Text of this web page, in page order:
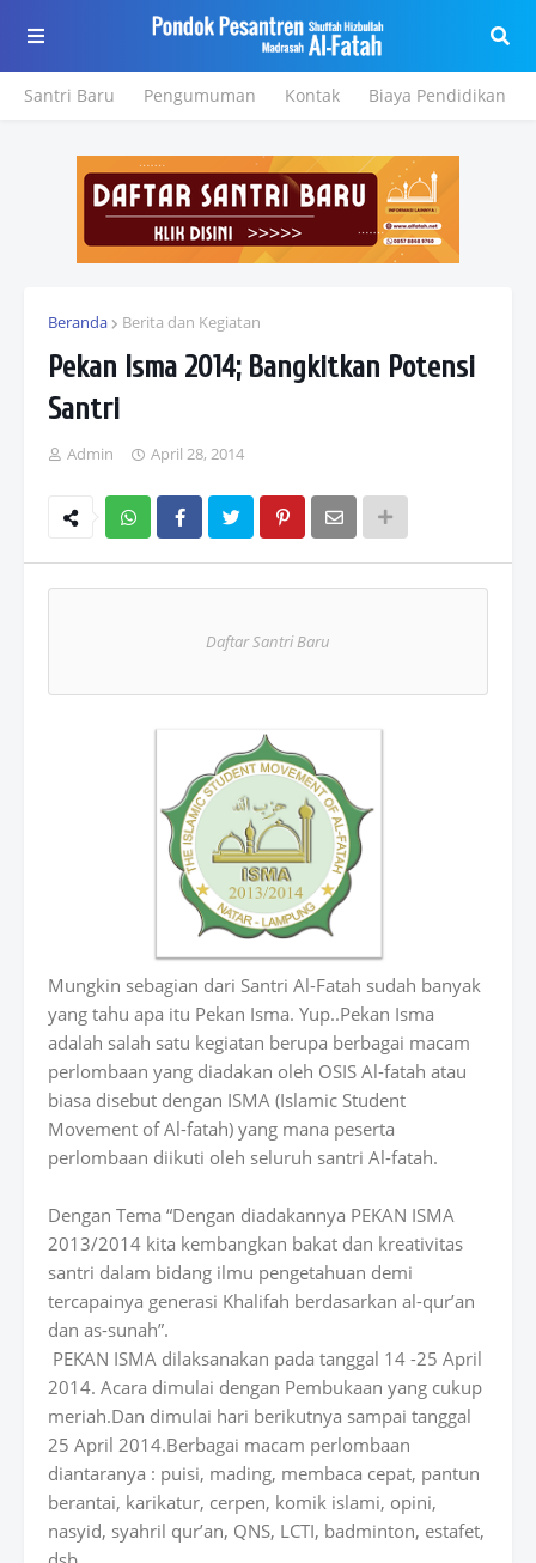
Santri Baru Pengumuman Kontak Biaya Pendidikan
Beranda Berita dan Kegiatan
Pekan Isma 2014; Bangkitkan Potensi
Santri
Admin April 28, 2014
Wh
Daftar Santri Baru
Mungkin sebagian dari Santri Al-Fatah sudah banyak
yang tahu apa itu Pekan Isma. Yup..Pekan Isma
adalah salah satu kegiatan berupa berbagai macam
perlombaan yang diadakan oleh OSIS Al-fatah atau
biasa disebut dengan ISMA (Islamic Student
Movement of Al-fatah) yang mana peserta
perlombaan diikuti oleh seluruh santri Al-fatah.
Dengan Tema “Dengan diadakannya PEKAN ISMA
2013/2014 kita kembangkan bakat dan kreativitas
santri dalam bidang ilmu pengetahuan demi
tercapainya generasi Khalifah berdasarkan al-qur’an
dan as-sunah”.
PEKAN ISMA dilaksanakan pada tanggal 14 -25 April
2014. Acara dimulai dengan Pembukaan yang cukup
meriah.Dan dimulai hari berikutnya sampai tanggal
25 April 2014.Berbagai macam perlombaan
diantaranya : puisi, mading, membaca cepat, pantun
berantai, karikatur, cerpen, komik islami, opini,
nasyid, syahril qur’an, QNS, LCTI, badminton, estafet,